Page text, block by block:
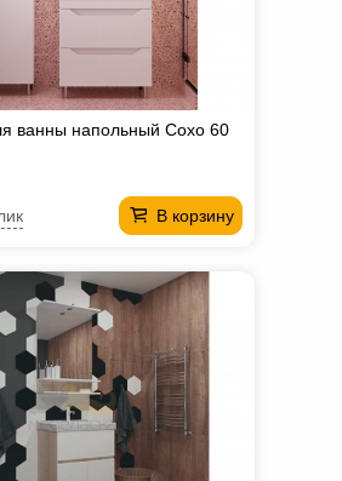
ванны напольный Сохо 60
В корзину